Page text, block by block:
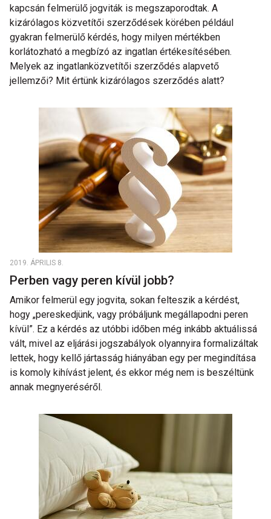
kapcsán felmerülő jogviták is megszaporodtak. A
kizárólagos közvetítői szerződések körében például
gyakran felmerülő kérdés, hogy milyen mértékben
korlátozható a megbízó az ingatlan értékesítésében.
Melyek az ingatlanközvetítői szerződés alapvető
jellemzői? Mit értünk kizárólagos szerződés alatt?
2019. ÁPRILIS 8.
Perben vagy peren kívül jobb?
Amikor felmerül egy jogvita, sokan felteszik a kérdést,
hogy „pereskedjünk, vagy próbáljunk megállapodni peren
kívül”. Ez a kérdés az utóbbi időben még inkább aktuálissá
vált, mivel az eljárási jogszabályok olyannyira formalizáltak
lettek, hogy kellő jártasság hiányában egy per megindítása
is komoly kihívást jelent, és ekkor még nem is beszéltünk
annak megnyeréséről.